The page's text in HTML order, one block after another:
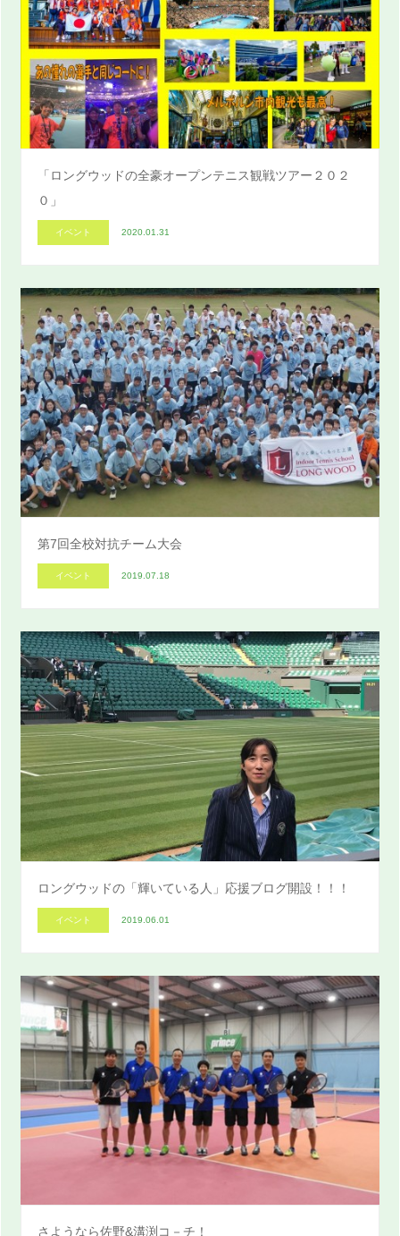
「ロングウッドの全豪オープンテニス観戦ツアー２０２
０」
イベント 2020.01.31
第7回全校対抗チーム大会
イベント 2019.07.18
ロングウッドの「輝いている人」応援ブログ開設！！！
イベント 2019.06.01
さようなら佐野&溝渕コ－チ！